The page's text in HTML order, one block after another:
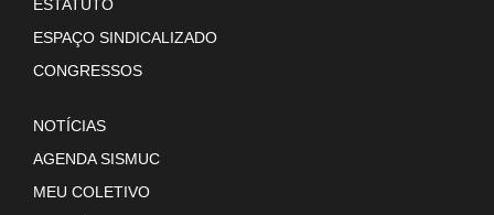
ESTATUTO
ESPAÇO SINDICALIZADO
CONGRESSOS
NOTÍCIAS
AGENDA SISMUC
MEU COLETIVO